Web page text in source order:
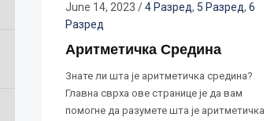
June 14, 2023 /4 Разред, 5 Разред, 6
Разред
Аритметичка Средина
Знате ли шта је аритметичка средина?
Главна сврха ове странице је да вам
помогне да разумете шта је аритметичка